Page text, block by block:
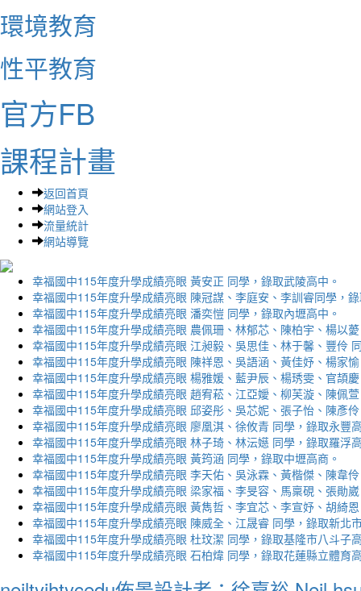
環境教育
性平教育
官方FB
課程計畫
返回首頁
網站登入
流量統計
網站導覽
幸福國中115年度升學成績亮眼 黃安正 同學，錄取武陵高中。
幸福國中115年度升學成績亮眼 陳冠謀、李庭安、李訓睿同學，
幸福國中115年度升學成績亮眼 潘奕愷 同學，錄取內壢高中。
幸福國中115年度升學成績亮眼 農佩珊、林郁芯、陳柏宇、楊以
幸福國中115年度升學成績亮眼 江昶毅、吳思佳、林于馨、豐伶
幸福國中115年度升學成績亮眼 陳祥恩、吳語涵、黃佳妤、楊家
幸福國中115年度升學成績亮眼 楊雅媛、藍尹辰、楊琇雯、官頡
幸福國中115年度升學成績亮眼 趙宥菘、江亞嬡、柳芙漩、陳佩
幸福國中115年度升學成績亮眼 邱姿彤、吳芯妮、張子怡、陳彥
幸福國中115年度升學成績亮眼 廖凰淇、徐攸青 同學，錄取永豐
幸福國中115年度升學成績亮眼 林子琦、林沄嬨 同學，錄取羅浮
幸福國中115年度升學成績亮眼 黃筠涵 同學，錄取中壢高商。
幸福國中115年度升學成績亮眼 李天佑、吳泳霖、黃楷傑、陳韋
幸福國中115年度升學成績亮眼 梁家福、李旻容、馬稟硯、張勛
幸福國中115年度升學成績亮眼 黃雋哲、李宜芯、李宣妤、胡綺
幸福國中115年度升學成績亮眼 陳威全、江晟睿 同學，錄取新北
幸福國中115年度升學成績亮眼 杜玟潔 同學，錄取基隆市八斗子
幸福國中115年度升學成績亮眼 石柏煒 同學，錄取花蓮縣立體育